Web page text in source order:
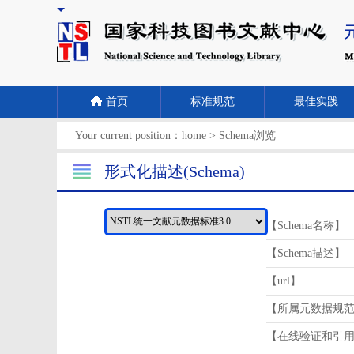
首页 标准规范 最佳实践
Your current position： home > Schema浏览
形式化描述(Schema)
【Schema名称】
【Schema描述】
【url】
【所属元数据规
【在线验证和引